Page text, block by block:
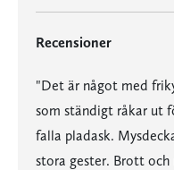
Recensioner
"Det är något med
som ständigt råkar ut
falla pladask.
stora gester. Brott